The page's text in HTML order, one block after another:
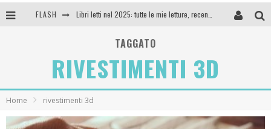
FLASH
SEE YOU AT 5 | Chanel
Anya Taylor-Joy, Jisoo e Willow Smith protagoniste della nuova campagna Dior Addict
TAGGATO
RIVESTIMENTI 3D
Home rivestimenti 3d